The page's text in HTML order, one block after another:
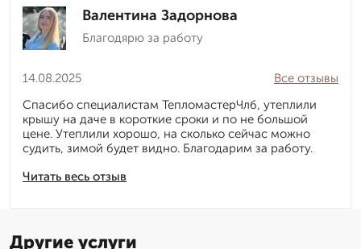
Валентина Задорнова
Благодярю за работу
14.08.2025
Читать весь отзыв
Все отзывы
Спасибо специалистам ТепломастерЧлб, утеплили
крышу на даче в короткие сроки и по не большой
цене. Утеплили хорошо, на сколько сейчас можно
судить, зимой будет видно. Благодарим за работу.
Другие услуги